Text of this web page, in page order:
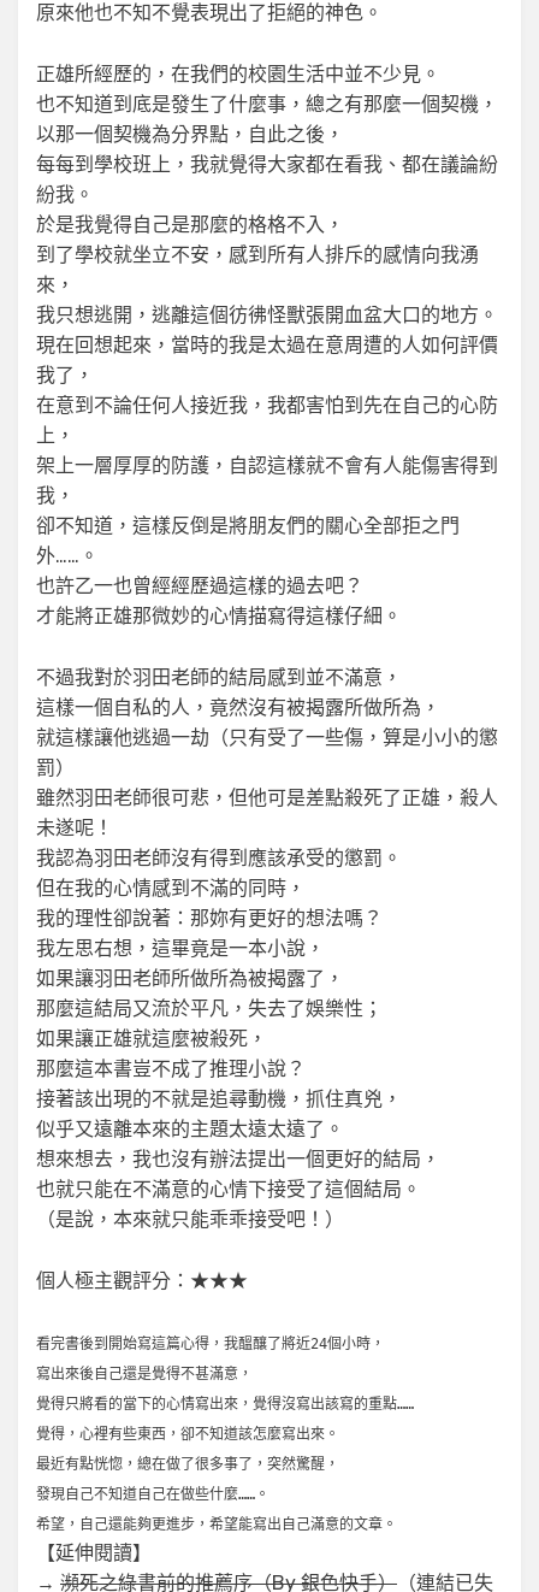
原來他也不知不覺表現出了拒絕的神色。
正雄所經歷的，在我們的校園生活中並不少見。
也不知道到底是發生了什麼事，總之有那麼一個契機，
以那一個契機為分界點，自此之後，
每每到學校班上，我就覺得大家都在看我、都在議論紛
紛我。
於是我覺得自己是那麼的格格不入，
到了學校就坐立不安，感到所有人排斥的感情向我湧
來，
我只想逃開，逃離這個彷彿怪獸張開血盆大口的地方。
現在回想起來，當時的我是太過在意周遭的人如何評價
我了，
在意到不論任何人接近我，我都害怕到先在自己的心防
上，
架上一層厚厚的防護，自認這樣就不會有人能傷害得到
我，
卻不知道，這樣反倒是將朋友們的關心全部拒之門
外……。
也許乙一也曾經經歷過這樣的過去吧？
才能將正雄那微妙的心情描寫得這樣仔細。
不過我對於羽田老師的結局感到並不滿意，
這樣一個自私的人，竟然沒有被揭露所做所為，
就這樣讓他逃過一劫（只有受了一些傷，算是小小的懲
罰）
雖然羽田老師很可悲，但他可是差點殺死了正雄，殺人
未遂呢！
我認為羽田老師沒有得到應該承受的懲罰。
但在我的心情感到不滿的同時，
我的理性卻說著：那妳有更好的想法嗎？
我左思右想，這畢竟是一本小說，
如果讓羽田老師所做所為被揭露了，
那麼這結局又流於平凡，失去了娛樂性；
如果讓正雄就這麼被殺死，
那麼這本書豈不成了推理小說？
接著該出現的不就是追尋動機，抓住真兇，
似乎又遠離本來的主題太遠太遠了。
想來想去，我也沒有辦法提出一個更好的結局，
也就只能在不滿意的心情下接受了這個結局。
（是說，本來就只能乖乖接受吧！）
個人極主觀評分：★★★
看完書後到開始寫這篇心得，我醞釀了將近24個小時，
寫出來後自己還是覺得不甚滿意，
覺得只將看的當下的心情寫出來，覺得沒寫出該寫的重點……
覺得，心裡有些東西，卻不知道該怎麼寫出來。
最近有點恍惚，總在做了很多事了，突然驚醒，
發現自己不知道自己在做些什麼……。
希望，自己還能夠更進步，希望能寫出自己滿意的文章。
【延伸閱讀】
→ 瀕死之綠書前的推薦序（By 銀色快手） （連結已失